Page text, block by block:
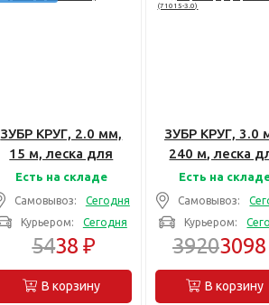
ЗУБР КРУГ, 2.0 мм,
15 м, леска для
триммера (70101-
Есть на складе
Самовывоз:
Сегодня
Курьером:
Сегодня
5438 ₽
В корзину
ЗУБР КРУГ, 3.0
240 м, леска
триммера,
Профессионал
Есть на
Самовывоз:
Курьером:
3920
В корзину